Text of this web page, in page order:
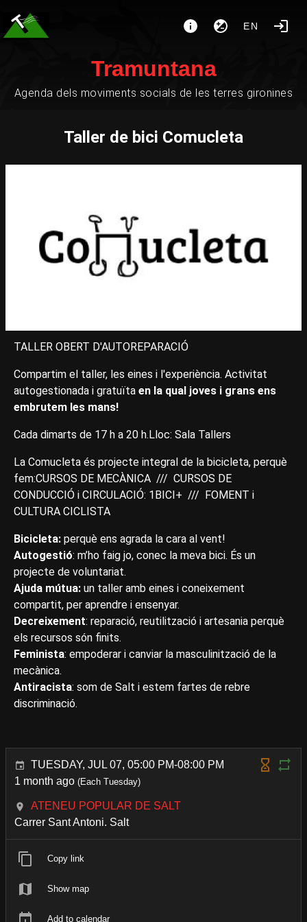
EN
Tramuntana
Agenda dels moviments socials de les terres gironines
Taller de bici Comucleta
TALLER OBERT D'AUTOREPARACIÓ
Compartim el taller, les eines i l'experiència. Activitat
autogestionada i gratuïta en la qual joves i grans ens
embrutem les mans!
Cada dimarts de 17 h a 20 h.Lloc: Sala Tallers
La Comucleta és projecte integral de la bicicleta, perquè
fem:CURSOS DE MECÀNICA /// CURSOS DE
CONDUCCIÓ i CIRCULACIÓ: 1BICI+ /// FOMENT i
CULTURA CICLISTA
Bicicleta: perquè ens agrada la cara al vent!
Autogestió: m’ho faig jo, conec la meva bici. És un
projecte de voluntariat.
Ajuda mútua: un taller amb eines i coneixement
compartit, per aprendre i ensenyar.
Decreixement: reparació, reutilització i artesania perquè
els recursos són finits.
Feminista: empoderar i canviar la masculinització de la
mecànica.
Antiracista: som de Salt i estem fartes de rebre
discriminació.
TUESDAY, JUL 07, 05:00 PM-08:00 PM
1 month ago (Each Tuesday)
ATENEU POPULAR DE SALT
Carrer Sant Antoni. Salt
Copy link
Show map
Add to calendar